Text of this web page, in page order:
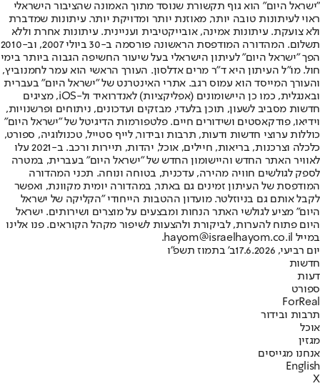
"ישראל היום" הוא גוף תקשורת שנוסד מתוך האמונה שהציבור הישראלי
ראוי לעיתונות טובה יותר, מאוזנת יותר ומדויקת יותר. עיתונות שמדברת
ולא צועקת. עיתונות אמינה, אובייקטיבית ועניינית. עיתונות אחרת וללא
תשלום. המהדורה המודפסת הראשונה פורסמה ב-30 ביולי 2007, וב-2010
הפך "ישראל היום" לעיתון הישראלי בעל שיעור החשיפה הגבוה ביותר בימי
חול. מו"ל העיתון היא ד"ר מרים אדלסון. העורך הראשי הוא עמר לחמנוביץ,
והעורך המייסד הוא עמוס רגב. אתרי האינטרנט של "ישראל היום" בעברית
ובאנגלית, כמו כן היישומונים (אפליקציות) לאנדרואיד ול-iOS, מציגים
חדשות מסביב לשעון, תוכן בלעדי, מבזקים ועדכונים, ניתוחים ופרשנויות,
וידיאו, פודקאסטים ושידורים חיים. פלטפורמות הדיגיטל של "ישראל היום"
כוללות ערוצי חדשות ודעות, תרבות ובידור, לייף סטייל, טכנולוגיה, ספורט,
כלכלה וצרכנות, בריאות, חיילים, אוכל, יהדות, תיירות ורכב. ב-2021 עלו
לאוויר האתר החדש והיישומון החדש של "ישראל היום" בעברית, במטרה
לספק לגולשים חוויה מהירה, עדכנית, בטוחה ונוחה. תכני המהדורה
המודפסת של העיתון זמינים גם באתר, במהדורה יומית מקוונת, ואפשר
לקבל אותם גם בניוזלטר. מועדון ההטבות הייחודי "הקליקה של ישראל
היום" מציע לגולשי האתר הנחות ומבצעים על מוצרים ושירותים. ישראל
היום פתוח להערות, לביקורת ולהצעות לשיפור מקהל הקוראים. פנו אלינו
במייל hayom@israelhayom.co.il.
יום רביעי, 17.6.2026
ב' בתמוז תשפ"ו
חדשות
דעות
ספורט
ForReal
תרבות ובידור
אוכל
מגזין
אנחנו מגייסים
English
X